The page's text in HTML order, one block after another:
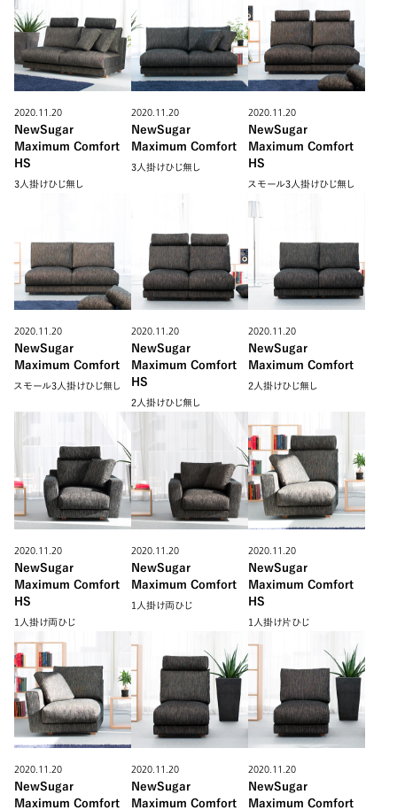
2020.11.20
NewSugar
Maximum Comfort
HS
3人掛けひじ無し
2020.11.20
NewSugar
Maximum Comfort
3人掛けひじ無し
2020.11.20
NewSugar
Maximum Comfort
HS
スモール3人掛けひじ無し
2020.11.20
NewSugar
Maximum Comfort
スモール3人掛けひじ無し
2020.11.20
NewSugar
Maximum Comfort
HS
2人掛けひじ無し
2020.11.20
NewSugar
Maximum Comfort
2人掛けひじ無し
2020.11.20
NewSugar
Maximum Comfort
HS
1人掛け両ひじ
2020.11.20
NewSugar
Maximum Comfort
1人掛け両ひじ
2020.11.20
NewSugar
Maximum Comfort
HS
1人掛け片ひじ
2020.11.20
NewSugar
Maximum Comfort
2020.11.20
NewSugar
Maximum Comfort
2020.11.20
NewSugar
Maximum Comfort